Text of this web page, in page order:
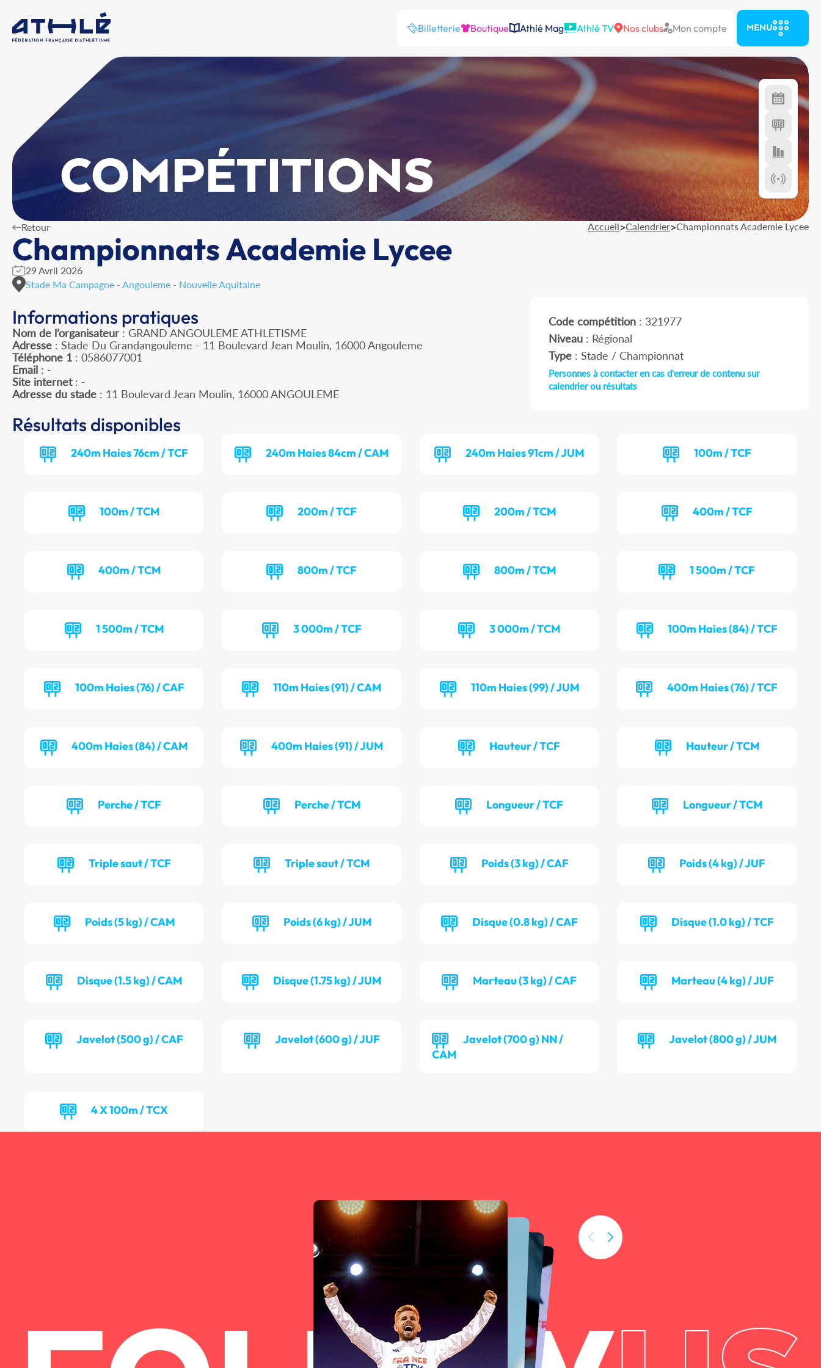
Billetterie Boutique Athlé Mag Athlé TV Nos clubs Mon compte MENU
COMPÉTITIONS
Retour Accueil>Calendrier>Championnats Academie Lycee
Championnats Academie Lycee
29 Avril 2026
Stade Ma Campagne - Angouleme - Nouvelle Aquitaine
Informations pratiques
Nom de l’organisateur : GRAND ANGOULEME ATHLETISME
Adresse : Stade Du Grandangouleme - 11 Boulevard Jean Moulin, 16000 Angouleme
Téléphone 1 : 0586077001
Email : -
Site internet: -
Adresse du stade : 11 Boulevard Jean Moulin, 16000 ANGOULEME
Code compétition: 321977
Niveau: Régional
Type: Stade / Championnat
Personnes à contacter en cas d'erreur de contenu sur
calendrier ou résultats
Résultats disponibles
240m Haies 76cm / TCF 240m Haies 84cm / CAM 240m Haies 91cm / JUM 100m / TCF
100m / TCM 200m / TCF 200m / TCM 400m / TCF
400m / TCM 800m / TCF 800m / TCM 1 500m / TCF
1 500m / TCM 3 000m / TCF 3 000m / TCM 100m Haies (84) / TCF
100m Haies (76) / CAF 110m Haies (91) / CAM 110m Haies (99) / JUM 400m Haies (76) / TCF
400m Haies (84) / CAM 400m Haies (91) / JUM Hauteur / TCF Hauteur / TCM
Perche / TCF Perche / TCM Longueur / TCF Longueur / TCM
Triple saut / TCF Triple saut / TCM Poids (3 kg) / CAF Poids (4 kg) / JUF
Poids (5 kg) / CAM Poids (6 kg) / JUM Disque (0.8 kg) / CAF Disque (1.0 kg) / TCF
Disque (1.5 kg) / CAM Disque (1.75 kg) / JUM Marteau (3 kg) / CAF Marteau (4 kg) / JUF
Javelot (500 g) / CAF Javelot (600 g) / JUF
Javelot (700 g) NN /
CAM
Javelot (800 g) / JUM
4 X 100m / TCX